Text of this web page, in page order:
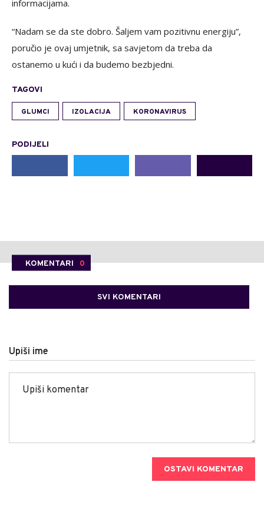
informacijama.
“Nadam se da ste dobro. Šaljem vam pozitivnu energiju”,
poručio je ovaj umjetnik, sa savjetom da treba da
ostanemo u kući i da budemo bezbjedni.
TAGOVI
GLUMCI IZOLACIJA KORONAVIRUS
PODIJELI
KOMENTARI 0
SVI KOMENTARI
Upiši ime
OSTAVI KOMENTAR